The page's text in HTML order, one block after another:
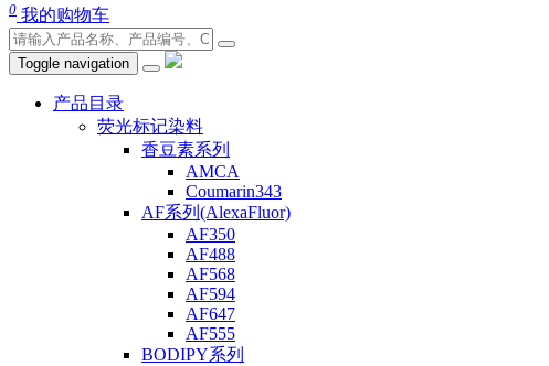
0 我的购物车
Toggle navigation
产品目录
荧光标记染料
香豆素系列
AMCA
Coumarin343
AF系列(AlexaFluor)
AF350
AF488
AF568
AF594
AF647
AF555
BODIPY系列